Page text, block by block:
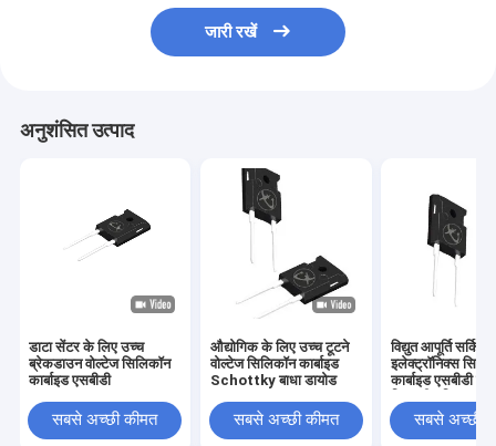
जारी रखें
अनुशंसित उत्पाद
डाटा सेंटर के लिए उच्च
ब्रेकडाउन वोल्टेज सिलिकॉन
कार्बाइड एसबीडी
सबसे अच्छी कीमत
औद्योगिक के लिए उच्च टूटने
वोल्टेज सिलिकॉन कार्बाइड
Schottky बाधा डायोड
सबसे अच्छी कीमत
विद्युत आपूर्ति
इलेक्ट्रॉनिक्स
कार्बाइड एसबीडी
सबसे अच्छी